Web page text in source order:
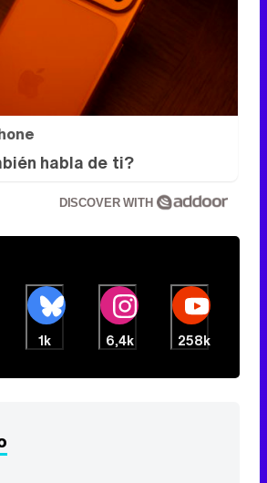
habla de ti?
DISCOVER WITH
1k 6,4k 258k